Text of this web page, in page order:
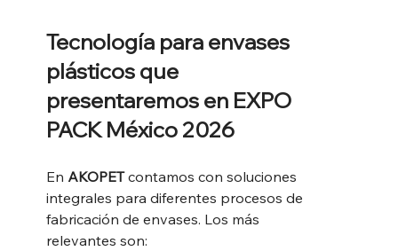
Tecnología para envases
plásticos que
presentaremos en EXPO
PACK México 2026
En AKOPET contamos con soluciones
integrales para diferentes procesos de
fabricación de envases. Los más
relevantes son: